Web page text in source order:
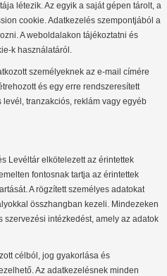
létezik. Az egyik a saját gépen tárolt, a
cookie. Adatkezelés szempontjából a
A weboldalakon tájékoztatni és
k használatáról.
személyeknek az e-mail címére
és egy erre rendszeresített
tranzakciós, reklám vagy egyéb
Levéltár elkötelezett az érintettek
fontosnak tartja az érintettek
A rögzített személyes adatokat
összhangban kezeli. Mindezeken
intézkedést, amely az adatok
célból, jog gyakorlása és
Az adatkezelésnek minden